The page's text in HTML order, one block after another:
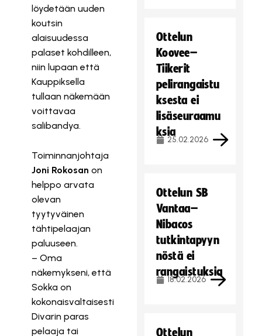
löydetään uuden
koutsin
alaisuudessa
palaset kohdilleen,
niin lupaan että
Kauppiksella
tullaan näkemään
voittavaa
salibandya.
Toiminnanjohtaja
Joni Rokosan on
helppo arvata
olevan
tyytyväinen
tähtipelaajan
paluuseen.
– Oma
näkemykseni, että
Sokka on
kokonaisvaltaisesti
Divarin paras
pelaaja tai
Ottelun
Koovee–
Tiikerit
pelirangaistu
ksesta ei
lisäseuraamu
ksia
25.02.2026
Ottelun SB
Vantaa–
Nibacos
tutkintapyyn
nöstä ei
rangaistuksia
18.02.2026
Ottelun